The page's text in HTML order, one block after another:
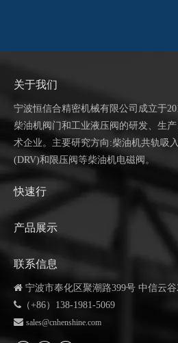
关于我们
宁波恒信合精密机械有限公司成立于
柴油机阀门和工业液压阀的研发、生
术企业。主要研究方向:柴油机共轨吸
(DRV)和限压阀等柴油机电磁阀。
快速行
产品展示
联系信息
 宁波市奉化区聚潮路399号 中信云谷
 （+86）138-1981-5069
 sales@cnhenshine.com